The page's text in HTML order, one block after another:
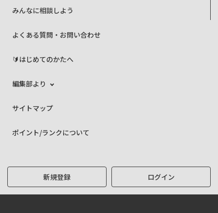
みんなに相談しよう
よくある質問・お問い合わせ
🔰はじめてのかたへ
編集部より
サイトマップ
ポイント/ランクについて
新規登録 ログイン